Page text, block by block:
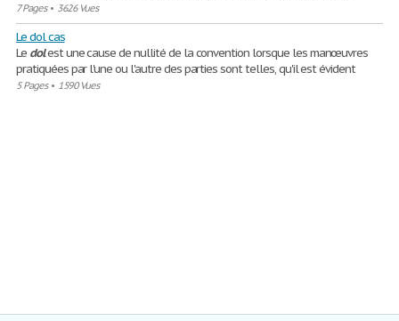
7 Pages• 3626 Vues
Le dol cas
Le dolest une cause de nullité de la convention lorsque les manœuvres
pratiquées par l'une ou l'autre des parties sont telles, qu'il est évident
5 Pages• 1590 Vues